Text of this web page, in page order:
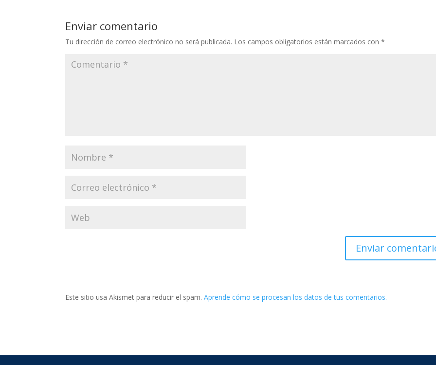
Enviar comentario
Tu dirección de correo electrónico no será publicada. Los campos obligatorios están marcados con*
Este sitio usa Akismet para reducir el spam.Aprende cómo se procesan los datos de tus comentarios.